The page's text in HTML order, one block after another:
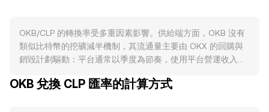
OKB/CLP 的轉換率受多重因素影響。供給端方面，OKB 沒有
類似比特幣的挖礦減半機制，其流通量主要由 OKX 的回購與
銷毀計劃驅動：平台通常以季度為節奏，使用平台營運收入回
給；此外，用於各類活動或福利的 OKB 鎖倉安排也會在短期
OKB 兌換 CLP 匯率的計算方式